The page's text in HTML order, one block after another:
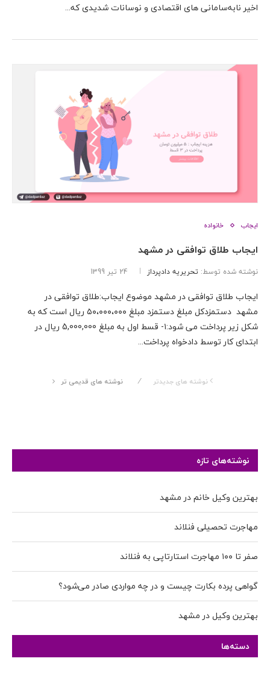
اخیر نا‌به‌سامانی های اقتصادی و نوسانات شدیدی که...
ایجاب خانواده
ایجاب طلاق توافقی در مشهد
نوشته شده توسط: تحریریه دادپرداز 24 تیر 1399
ایجاب طلاق توافقی در مشهد موضوع ایجاب:طلاق توافقی در
مشهد دستمزدکل مبلغ دستمزد مبلغ ۵۰،۰۰۰،۰۰۰ ریال است که به
شکل زیر پرداخت می شود:۱- قسط اول به مبلغ 5,000,000 ریال در
ابتدای کار توسط دادخواه پرداخت...
نوشته های جدیدتر نوشته های قدیمی تر
نوشته‌های تازه
بهترین وکیل خانم در مشهد
مهاجرت تحصیلی فنلاند
صفر تا ۱۰۰ مهاجرت استارتاپی به فنلاند
گواهی پرده بکارت چیست و در چه مواردی صادر می‌شود؟
بهترین وکیل در مشهد
دسته‌ها